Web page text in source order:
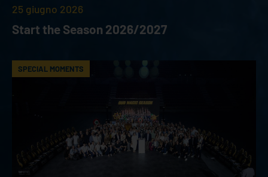
25 giugno 2026
Start the Season 2026/2027
SPECIAL MOMENTS